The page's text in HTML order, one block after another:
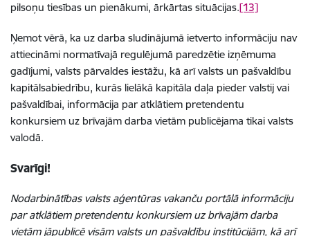
pilsoņu tiesības un pienākumi, ārkārtas situācijas.[13]
Ņemot vērā, ka uz darba sludinājumā ietverto informāciju nav
attiecināmi normatīvajā regulējumā paredzētie izņēmuma
gadījumi, valsts pārvaldes iestāžu, kā arī valsts un pašvaldību
kapitālsabiedrību, kurās lielākā kapitāla daļa pieder valstij vai
pašvaldībai, informācija par atklātiem pretendentu
konkursiem uz brīvajām darba vietām publicējama tikai valsts
valodā.
Svarīgi!
Nodarbinātības valsts aģentūras vakanču portālā informāciju
par atklātiem pretendentu konkursiem uz brīvajām darba
vietām jāpublicē visām valsts un pašvaldību institūcijām, kā arī